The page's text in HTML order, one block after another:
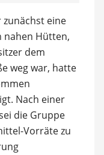
eine
nahen Hütten,
dem
weg war, hatte
Nach einer
die Gruppe
Vorräte zu